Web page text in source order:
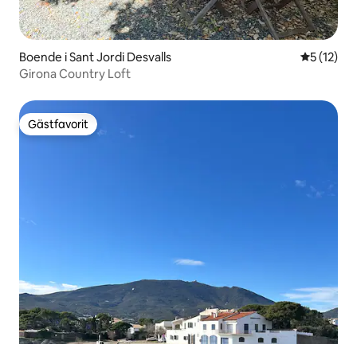
Boende i Sant Jordi Desvalls 5 av 5 i
5 (12)
Girona Country Loft
Gästfavorit
Gästfavorit